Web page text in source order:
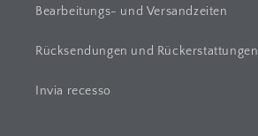
Bearbeitungs- und Versandzeiten
Rücksendungen und Rückerstattungen
Invia recesso